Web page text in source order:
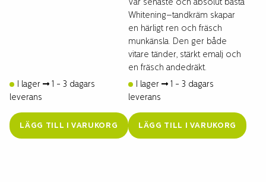
I lager
1 - 3 dagars
leverans
LÄGG TILL I VARUKORG
Vår senaste och absolut bästa
Whitening–tandkräm skapar
en härligt ren och fräsch
munkänsla. Den ger både
vitare tänder, stärkt emalj och
en fräsch andedräkt.
I lager
1 - 3 dagars
leverans
LÄGG TILL I VARUKORG